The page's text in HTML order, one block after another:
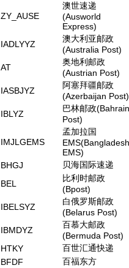
ZY_AUSE
澳世速递
(Ausworld
Express)
IADLYYZ
澳大利亚邮政
(Australia Post)
AT
奥地利邮政
(Austrian Post)
IASBJYZ
阿塞拜疆邮政
(Azerbaijan Post)
IBLYZ
巴林邮政(Bahrain
Post)
IMJLGEMS
孟加拉国
EMS(Bangladesh
EMS)
BHGJ
贝海国际速递
BEL
比利时邮政
(Bpost)
IBELSYZ
白俄罗斯邮政
(Belarus Post)
IBMDYZ
百慕大邮政
(Bermuda Post)
HTKY
百世汇通快递
BFDF
百福东方